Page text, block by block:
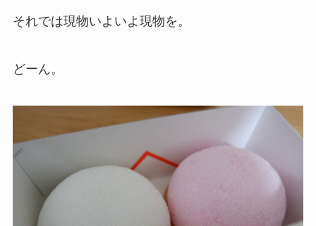
それでは現物いよいよ現物を。
どーん。